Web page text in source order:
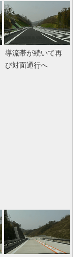
導流帯が続いて再
び対面通行へ